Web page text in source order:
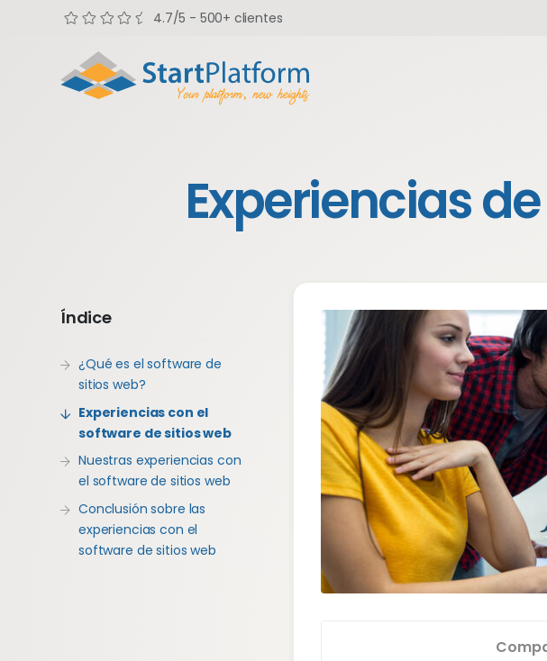
Experiencias
Índice
¿Qué es el software de
sitios web?
Experiencias con el
software de sitios web
Nuestras experiencias con
el software de sitios web
Conclusión sobre las
experiencias con el
software de sitios web
4.7/5 - 500+ clientes